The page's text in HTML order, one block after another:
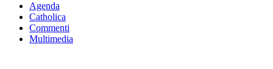
Agenda
Catholica
Commenti
Multimedia